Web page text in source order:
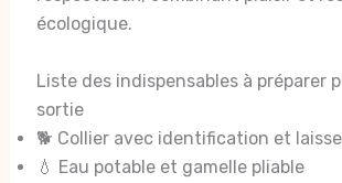
écologique.
Liste des indispensables à préparer
sortie
🐕 Collier avec identification et
💧 Eau potable et gamelle pliable